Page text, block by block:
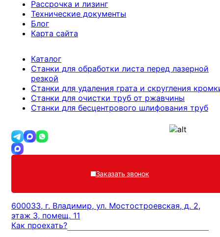
Рассрочка и лизинг
Технические документы
Блог
Карта сайта
Каталог
Станки для обработки листа перед лазерной
резкой
Станки для удаления грата и скругления
Станки для очистки труб от ржавчины
Станки для бесцентрового шлифования труб
Канал в MAX
Заказать звонок
600033, г. Владимир, ул. Мостостроевская, д. 2,
этаж 3, помещ. 11
Как проехать?